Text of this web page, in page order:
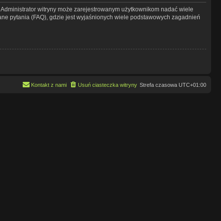
witryny może zarejestrowanym użytkownikom nadać wiele
pytania (FAQ), gdzie jest wyjaśnionych wiele podstawowych zagadnień
Strefa czasowa UTC+01:00
Usuń ciasteczka witryny
Kontakt z nami